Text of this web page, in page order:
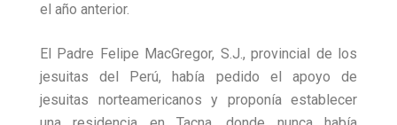
el año anterior.
El Padre Felipe MacGregor, S.J., provincial de los
jesuitas del Perú, había pedido el apoyo de
jesuitas norteamericanos y proponía establecer